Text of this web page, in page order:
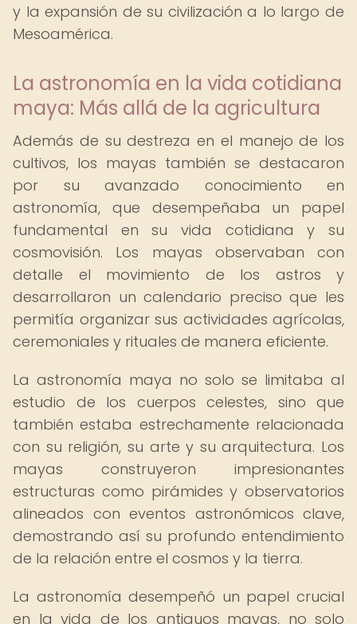
y la expansión de su civilización a lo largo de
Mesoamérica.
La astronomía en la vida cotidiana
maya: Más allá de la agricultura
Además de su destreza en el manejo de los
cultivos, los mayas también se destacaron
por su avanzado conocimiento en
astronomía, que desempeñaba un papel
fundamental en su vida cotidiana y su
cosmovisión. Los mayas observaban con
detalle el movimiento de los astros y
desarrollaron un calendario preciso que les
permitía organizar sus actividades agrícolas,
ceremoniales y rituales de manera eficiente.
La astronomía maya no solo se limitaba al
estudio de los cuerpos celestes, sino que
también estaba estrechamente relacionada
con su religión, su arte y su arquitectura. Los
mayas construyeron impresionantes
estructuras como pirámides y observatorios
alineados con eventos astronómicos clave,
demostrando así su profundo entendimiento
de la relación entre el cosmos y la tierra.
La astronomía desempeñó un papel crucial
en la vida de los antiguos mayas, no solo